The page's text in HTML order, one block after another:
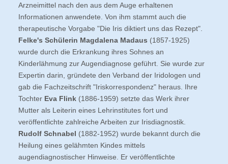
Arzneimittel nach den aus dem Auge erhaltenen
Informationen anwendete. Von ihm stammt auch die
therapeutische Vorgabe "Die Iris diktiert uns das Rezept".
Felke's Schülerin Magdalena Madaus (1857-1925)
wurde durch die Erkrankung ihres Sohnes an
Kinderlähmung zur Augendiagnose geführt. Sie wurde zur
Expertin darin, gründete den Verband der Iridologen und
gab die Fachzeitschrift "Iriskorrespondenz" heraus. Ihre
Tochter Eva Flink (1886-1959) setzte das Werk ihrer
Mutter als Leiterin eines Lehrinstitutes fort und
veröffentlichte zahlreiche Arbeiten zur Irisdiagnostik.
Rudolf Schnabel (1882-1952) wurde bekannt durch die
Heilung eines gelähmten Kindes mittels
augendiagnostischer Hinweise. Er veröffentlichte